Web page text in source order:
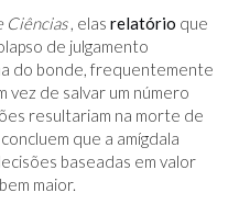
Ciências, elas relatório que
de julgamento
do bonde, frequentemente
vez de salvar um número
resultariam na morte de
que a amígdala
baseadas em valor
maior.